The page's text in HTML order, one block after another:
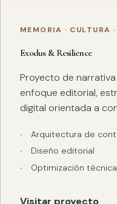
MEMORIA · CULTURA
Exodus & Resilience
Proyecto de
enfoque editorial,
digital orientada a
Arquitectura de
Diseño editorial
Optimización técnica
Visitar proyecto